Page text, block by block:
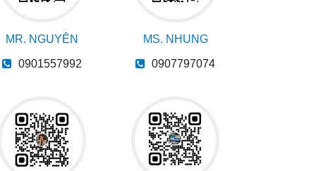
MR. NGUYÊN
0901557992
MS. NHUNG
0907797074